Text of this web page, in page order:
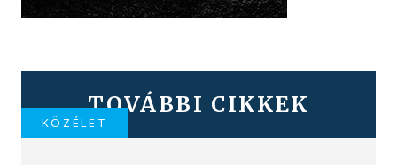
TOVÁBBI CIKKEK
KÖZÉLET